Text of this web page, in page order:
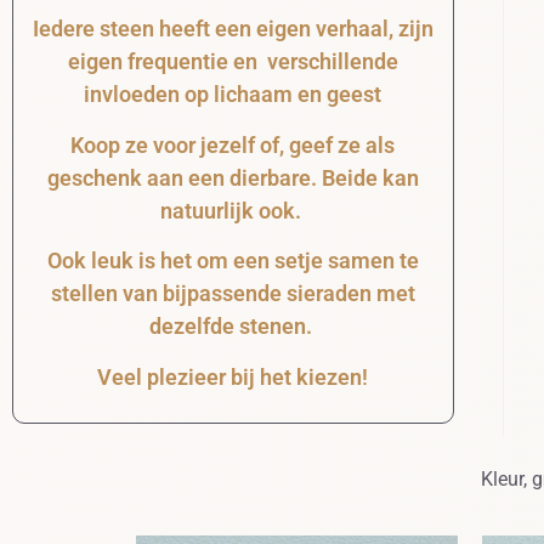
Iedere steen heeft een eigen verhaal, zijn
eigen frequentie en verschillende
invloeden op lichaam en geest
Koop ze voor jezelf of, geef ze als
geschenk aan een dierbare. Beide kan
natuurlijk ook.
Ook leuk is het om een setje samen te
stellen van bijpassende sieraden met
dezelfde stenen.
Veel plezieer bij het kiezen!
Kleur,